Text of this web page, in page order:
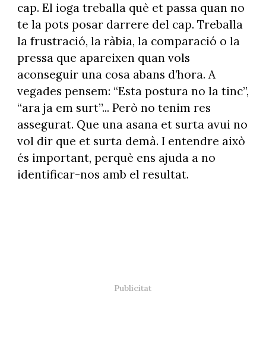
cap. El ioga treballa què et passa quan no
te la pots posar darrere del cap. Treballa
la frustració, la ràbia, la comparació o la
pressa que apareixen quan vols
aconseguir una cosa abans d’hora. A
vegades pensem: “Esta postura no la tinc”,
“ara ja em surt”... Però no tenim res
assegurat. Que una asana et surta avui no
vol dir que et surta demà. I entendre això
és important, perquè ens ajuda a no
identificar-nos amb el resultat.